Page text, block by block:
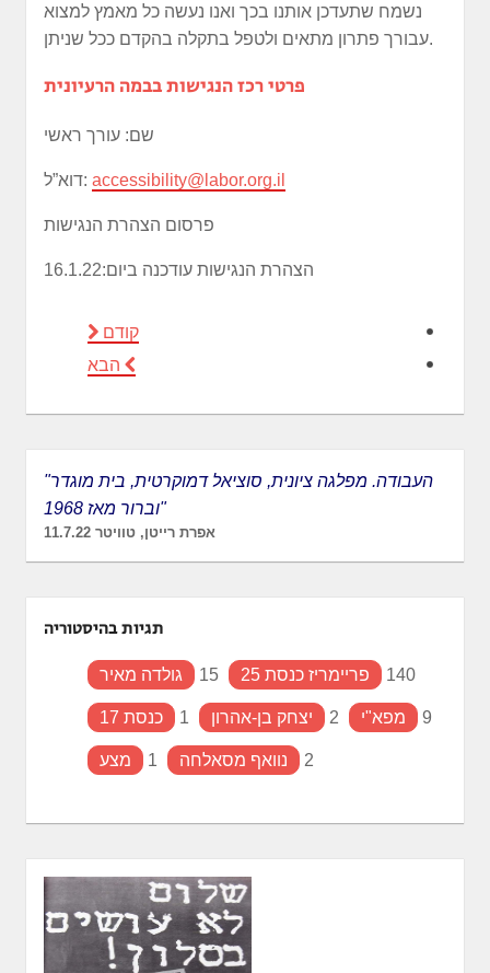
נשמח שתעדכן אותנו בכך ואנו נעשה כל מאמץ למצוא
עבורך פתרון מתאים ולטפל בתקלה בהקדם ככל שניתן.
פרטי רכז הנגישות בבמה הרעיונית
שם: עורך ראשי
דוא”ל: accessibility@labor.org.il
פרסום הצהרת הנגישות
הצהרת הנגישות עודכנה ביום:16.1.22
קודם
הבא
"העבודה. מפלגה ציונית, סוציאל דמוקרטית, בית מוגדר
וברור מאז 1968"
אפרת רייטן, טוויטר 11.7.22
תגיות בהיסטוריה
גולדה מאיר 15 פריימריז כנסת 25 140
כנסת 17 1 יצחק בן-אהרון 2 מפא"י 9
מצע 1 נוואף מסאלחה 2